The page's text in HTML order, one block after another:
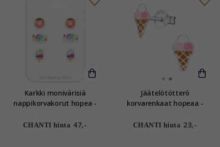
Karkki monivärisiä
nappikorvakorut hopea -
CHANTI hinta 47,-
Jäätelötötterö
korvarenkaat hopeaa -
CHANTI hinta 23,-